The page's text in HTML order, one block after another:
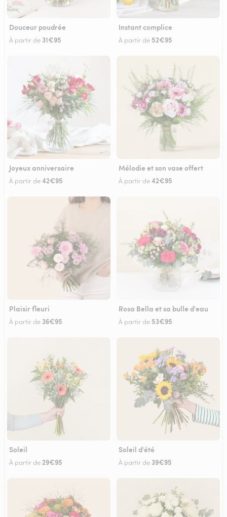
Douceur poudrée
À partir de 31€95
Instant complice
À partir de 52€95
Joyeux anniversaire
À partir de42€95
Mélodie et son vase offert
À partir de42€95
Plaisir fleuri
À partir de 36€95
Rosa Bella et sa bulle d'eau
À partir de 53€95
Soleil
À partir de 29€95
Soleil d'été
À partir de 39€95